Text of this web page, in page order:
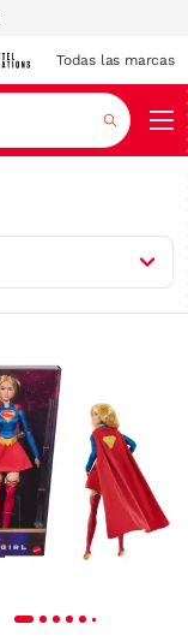
Todas las marcas
Buscar